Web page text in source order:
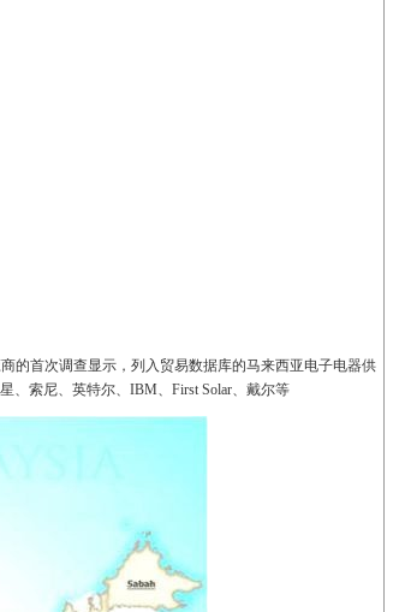
的首次调查显示，列入贸易数据库的马来西亚电子电器供
、索尼、英特尔、IBM、First Solar、戴尔等